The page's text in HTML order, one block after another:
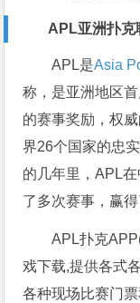
APL亚洲扑克
APL是Asia
称，是亚洲地区
的赛事奖励，权
界26个国家的忠
的几年里，APL
了多次赛事，赢
APL扑克
戏下载,提供各式
各种现场比赛门